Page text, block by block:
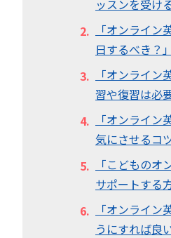
ッスンを受け
「オンライ
日するべき？」
「オンライ
習や復習は必
「オンライン
気にさせるコ
「こどものオ
サポートする
「オンライン
うにすれば良